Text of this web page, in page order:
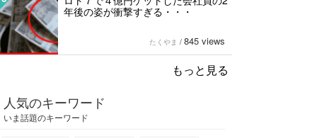
年後の姿が衝撃すぎる・・・
たくやま / 845 views
もっと見る
人気のキーワード
いま話題のキーワード